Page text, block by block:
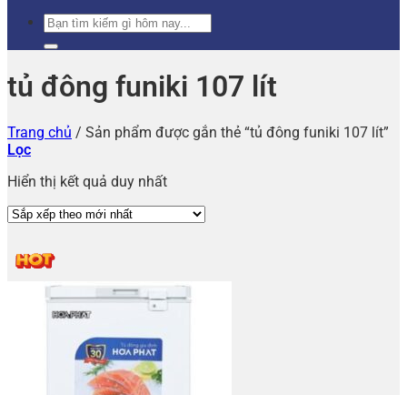
Tìm
kiếm:
tủ đông funiki 107 lít
Trang chủ / Sản phẩm được gắn thẻ “tủ đông funiki 107 lít”
Lọc
Hiển thị kết quả duy nhất